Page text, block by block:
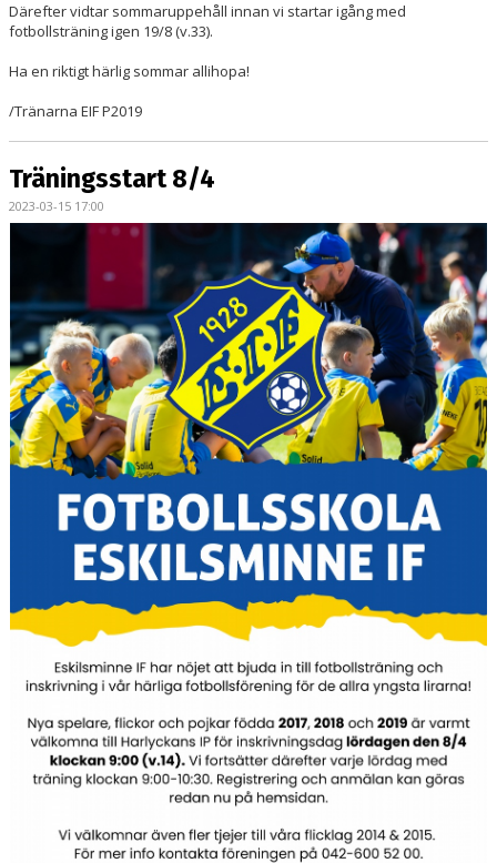
Därefter vidtar sommaruppehåll innan vi startar igång med
fotbollsträning igen 19/8 (v.33).
Ha en riktigt härlig sommar allihopa!
/Tränarna EIF P2019
Träningsstart 8/4
2023-03-15 17:00